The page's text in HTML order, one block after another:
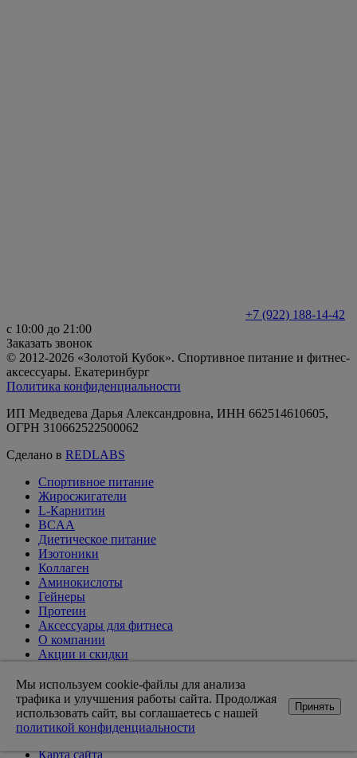
+7 (922) 188-14-42
с 10:00 до 21:00
Заказать звонок
© 2012-2026 «Золотой Кубок». Спортивное питание и фитнес-
аксессуары. Екатеринбург
Политика конфиденциальности
ИП Медведева Дарья Александровна, ИНН 662514610605,
ОГРН 310662522500062
Сделано в REDLABS
Спортивное питание
Жиросжигатели
L-Карнитин
BCAA
Диетическое питание
Изотоники
Коллаген
Аминокислоты
Гейнеры
Протеин
Аксессуары для фитнеса
О компании
Акции и скидки
Доставка и оплата
Оптовикам
Статьи
Возврат товара
Карта сайта
Мы используем cookie-файлы для анализа
трафика и улучшения работы сайта. Продолжая
использовать сайт, вы соглашаетесь с нашей
политикой конфиденциальности
Принять